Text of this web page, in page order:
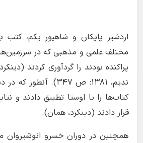
اردشیر پاپکان و شاهپور یکم، کتب
مختلف علمی و مذهبی که در
ندیم، ۱۳۸۱: ص ۳۴۷).
کتاب‌ها را با اوستا تطبیق دادند و
قرار دادند (دینکرد، همان).
همچنین در دوران خسرو انوشیروان